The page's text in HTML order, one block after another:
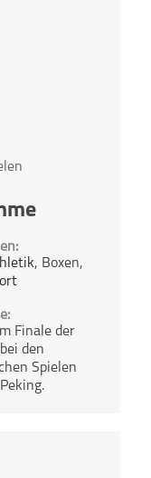
, Boxen,
Finale der
den
Spielen